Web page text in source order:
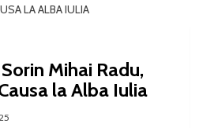
LA ALBA IULIA
Mihai Radu,
la Alba Iulia